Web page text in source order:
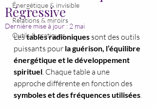
Énergétique & invisible
Relations & miroirs
Outils & pratiques
Régressive
Dernière mise à jour : 2 mai
Les tables radioniques sont des outils
puissants pour la guérison, l’équilibre
énergétique et le développement
spirituel. Chaque table a une
approche différente en fonction des
symboles et des fréquences utilisées.